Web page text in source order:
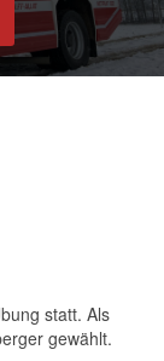
statt. Als
gewählt.